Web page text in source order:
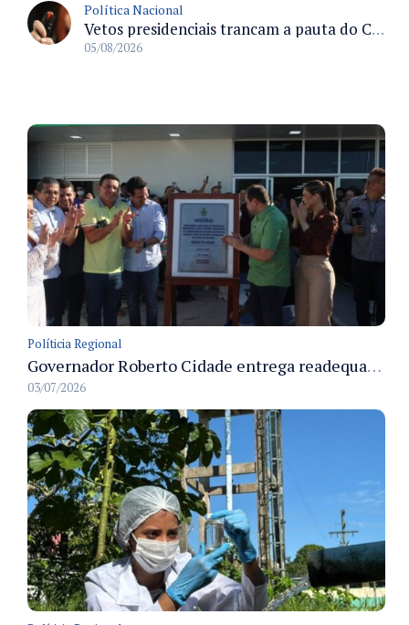
Política Nacional
Vetos presidenciais trancam a pauta do Congresso com 87 itens pendentes e incluem trechos do Orçamento de 2026
05/08/2026
Políticia Regional
Governador Roberto Cidade entrega readequação do ambulatório da FCecon e amplia capacidade de atendimento oncológico em Manaus
03/07/2026